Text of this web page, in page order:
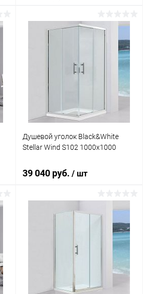
Купить в 1 клик Сравнение
Душевой уголок Black&White
Stellar Wind S102 1000х1000
39 040 руб./ шт
В корзину
Сравнение
Под заказ